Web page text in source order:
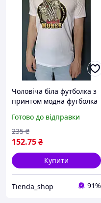
Чоловіча біла футболка з
принтом модна футболка
Готово до відправки
152.75₴
235 ₴
Купити
Tienda_shop 91%